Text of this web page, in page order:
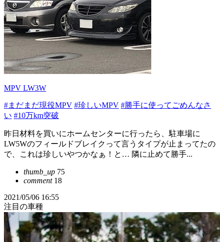
MPV LW3W
#まだまだ現役MPV #珍しいMPV #勝手に使ってごめんなさ
い #10万km突破
昨日材料を買いにホームセンターに行ったら、駐車場に
LW5Wのフィールドブレイクって言うタイプが止まってたの
で、これは珍しいやつかなぁ！と… 隣に止めて勝手...
thumb_up 75
comment18
2021/05/06 16:55
注目の車種